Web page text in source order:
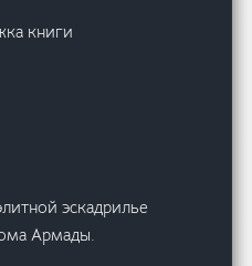
эскадрилье
Армады.